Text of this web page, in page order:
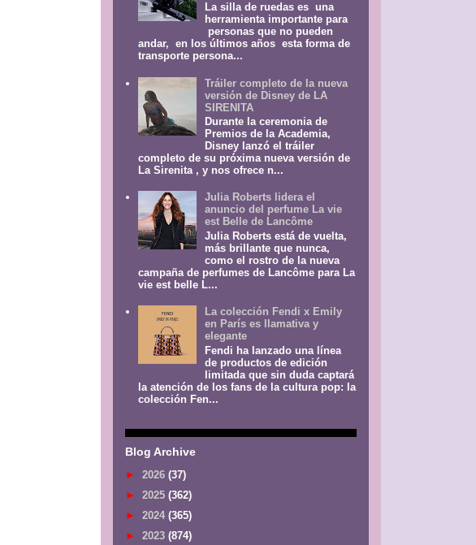
La silla de ruedas es una
herramienta importante para
personas que no pueden
andar, en los últimos años esta forma de
transporte persona...
Tráiler completo de la nueva
versión de Disney de LA
SIRENITA
Durante la ceremonia de
Premios de la Academia,
Disney lanzó el tráiler
completo de su próxima nueva versión de
La Sirenita , y nos ofrece n...
Julia Roberts lidera el
anuncio del perfume La vie
est Belle de Lancôme
Julia Roberts está de vuelta,
más brillante que nunca,
como el rostro de la nueva
campaña de perfumes de Lancôme para La
vie est belle L...
La colección Fendi x Emily
en París es llamativa y
elegante
Fendi ha lanzado una línea
de productos de edición
limitada que sin duda captará
la atención de los fans de la cultura pop: la
colección Fen...
Blog Archive
► 2026 (37)
► 2025 (362)
► 2024 (365)
► 2023 (874)